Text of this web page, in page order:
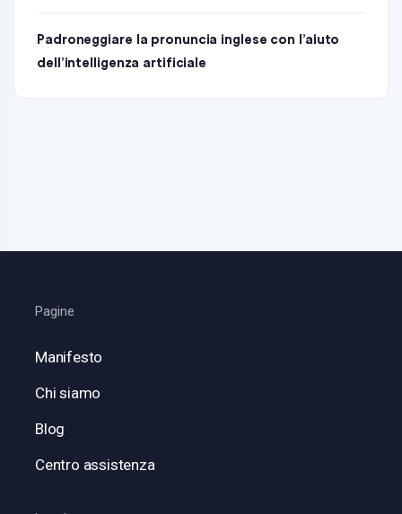
Padroneggiare la pronuncia inglese con l’aiuto
dell’intelligenza artificiale
Pagine
Manifesto
Chi siamo
Blog
Centro assistenza